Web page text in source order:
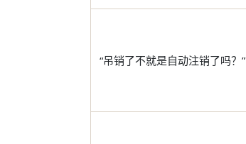
“吊销了不就是自动注销了吗？”